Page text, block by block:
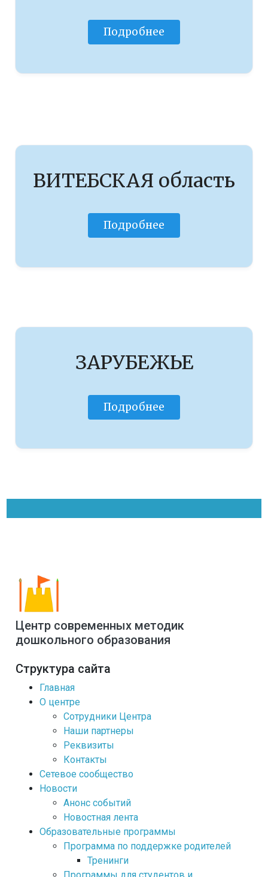
Подробнее
ВИТЕБСКАЯ область
Подробнее
ЗАРУБЕЖЬЕ
Подробнее
Центр современных методик
дошкольного образования
Структура сайта
Главная
О центре
Сотрудники Центра
Наши партнеры
Реквизиты
Контакты
Сетевое сообщество
Новости
Анонс событий
Новостная лента
Образовательные программы
Программа по поддержке родителей
Тренинги